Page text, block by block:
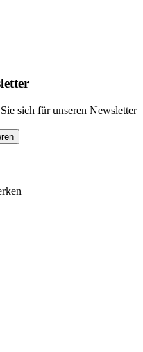
sich für unseren Newsletter